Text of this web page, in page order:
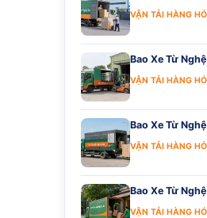
VẬN TẢI HÀNG
Bao Xe Từ
VẬN TẢI HÀNG
Bao Xe Từ
VẬN TẢI HÀNG
Bao Xe Từ
VẬN TẢI HÀNG